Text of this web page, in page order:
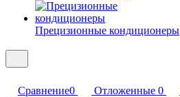
Прецизионные кондиционеры
Сравнение0 Отложенные 0